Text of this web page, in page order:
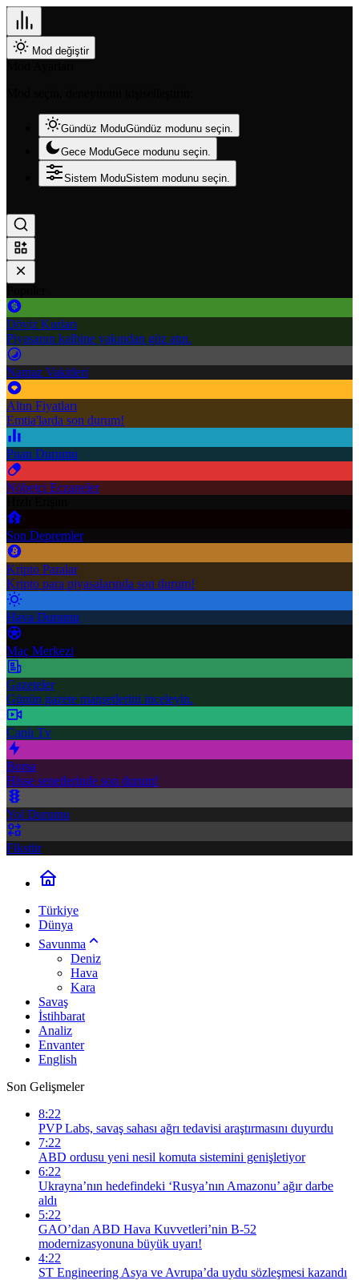
Mod değiştir
Gündüz ModuGündüz modunu seçin.
Gece ModuGece modunu seçin.
Sistem ModuSistem modunu seçin.
Döviz Kurları
Piyasanın kalbine yakından göz atın.
Namaz Vakitleri
Altın Fiyatları
Emtia'larda son durum!
Puan Durumu
Nöbetçi Eczaneler
Son Depremler
Kripto Paralar
Kripto para piyasalarında son durum!
Hava Durumu
Maç Merkezi
Gazeteler
Günün gazete manşetlerini inceleyin.
Canlı Tv
Borsa
Hisse senetlerinde son durum!
Yol Durumu
Fikstür
Türkiye
Dünya
Savunma
Deniz
Hava
Kara
Savaş
İstihbarat
Analiz
Envanter
English
Son Gelişmeler
8:22
PVP Labs, savaş sahası ağrı tedavisi araştırmasını duyurdu
7:22
ABD ordusu yeni nesil komuta sistemini genişletiyor
6:22
Ukrayna’nın hedefindeki ‘Rusya’nın Amazonu’ ağır darbe
aldı
5:22
GAO’dan ABD Hava Kuvvetleri’nin B-52
modernizasyonuna büyük uyarı!
4:22
ST Engineering Asya ve Avrupa’da uydu sözleşmesi kazandı